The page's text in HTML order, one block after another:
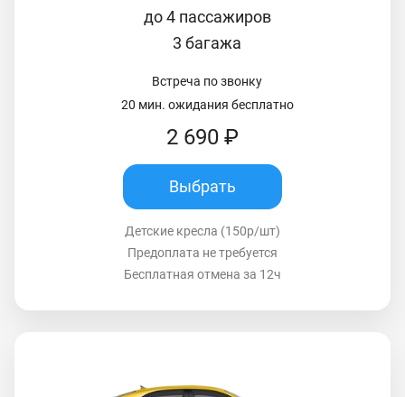
до 4 пассажиров
3 багажа
Встреча по звонку
20 мин. ожидания бесплатно
2 690 ₽
Выбрать
Детские кресла (150р/шт)
Предоплата не требуется
Бесплатная отмена за 12ч